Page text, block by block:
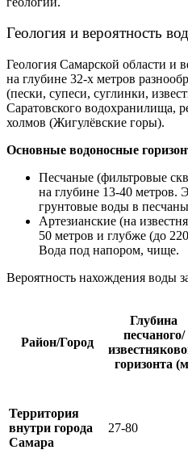
Геология и вероятность
Геология Самарской области и
на глубине 32-х метров
(пески, супеси, суглинки,
Саратовского водохранилища,
холмов (Жигулёвские горы).
Основные водоносные
Песчаные (фильтровые
на глубине 13-40 метров.
грунтовые воды в
Артезианские (на
50 метров и глубже (до
Вода под напором, чище.
Вероятность нахождения воды
Район/Город
Глубина
песчаного/
горизонта
Территория
внутри города
Самара
27-80